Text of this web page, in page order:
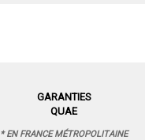
GARANTIES
QUAE
* EN FRANCE MÉTROPOLITAINE